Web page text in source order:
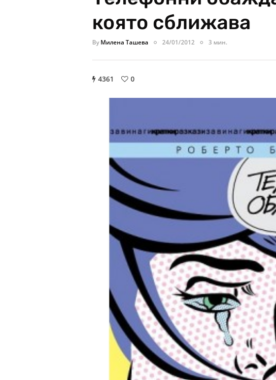
която сближава
By Милена Ташева 24/01/2012 3 мин.
4361 0